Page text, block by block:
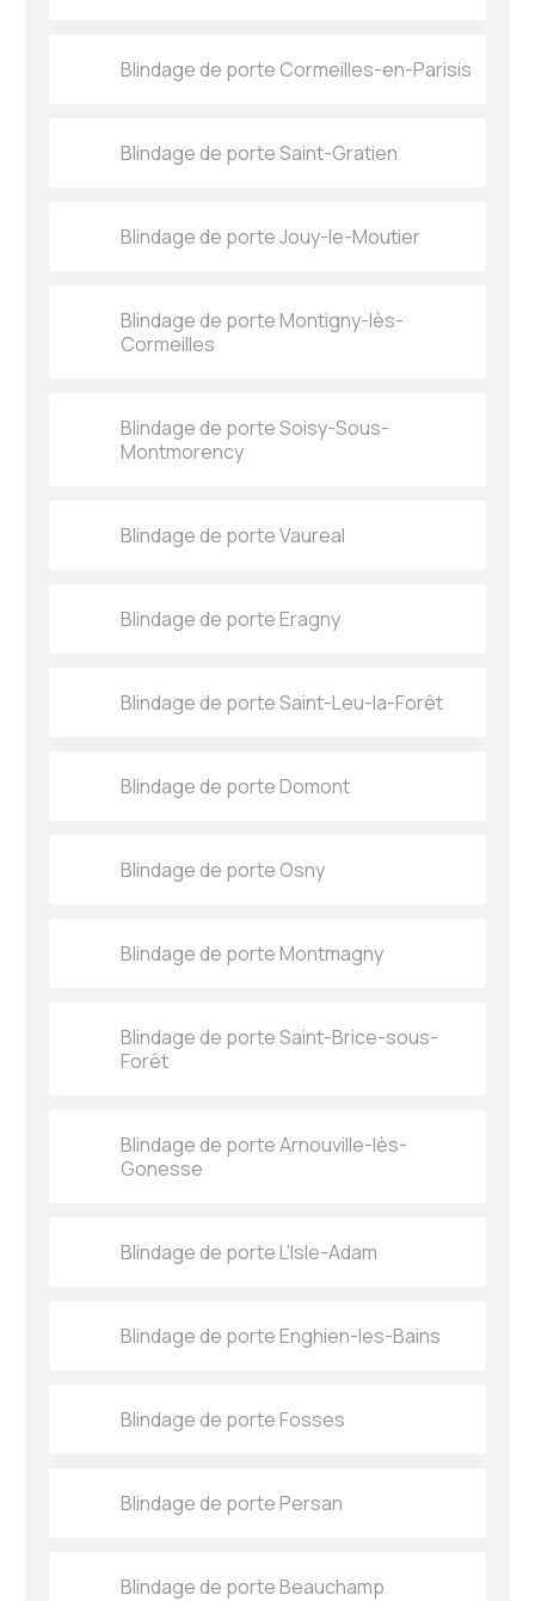
Blindage de porte Cormeilles-en-Parisis
Blindage de porte Saint-Gratien
Blindage de porte Jouy-le-Moutier
Blindage de porte Montigny-lès-
Cormeilles
Blindage de porte Soisy-Sous-
Montmorency
Blindage de porte Vaureal
Blindage de porte Eragny
Blindage de porte Saint-Leu-la-Forêt
Blindage de porte Domont
Blindage de porte Osny
Blindage de porte Montmagny
Blindage de porte Saint-Brice-sous-
Forêt
Blindage de porte Arnouville-lès-
Gonesse
Blindage de porte L'Isle-Adam
Blindage de porte Enghien-les-Bains
Blindage de porte Fosses
Blindage de porte Persan
Blindage de porte Beauchamp